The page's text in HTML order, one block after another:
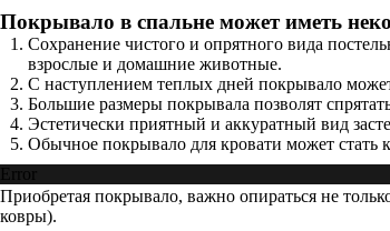
Покрывало в спальне может иметь
Сохранение чистого и опрятного вида
взрослые и домашние животные.
С наступлением теплых дней покрывало
Большие размеры покрывала позволят
Эстетически приятный и аккуратный вид
Обычное покрывало для кровати может стать
Error
Приобретая покрывало, важно опираться не
ковры).